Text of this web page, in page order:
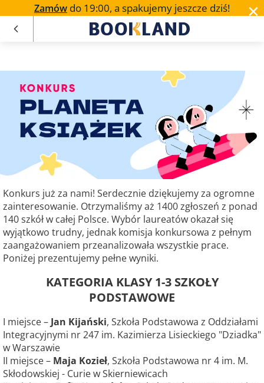
Zamów do 19:00, a spakujemy jeszcze dziś! ✕
Bookland.com.pl / Konkurs planeta książek
Konkurs już za nami! Serdecznie dziękujemy za ogromne
zainteresowanie. Otrzymaliśmy aż 1400 zgłoszeń z ponad
140 szkół w całej Polsce. Wybór laureatów okazał się
wyjątkowo trudny, jednak komisja konkursowa z pełnym
zaangażowaniem przeanalizowała wszystkie prace.
Poniżej prezentujemy pełne wyniki.
KATEGORIA KLASY 1-3 SZKOŁY
PODSTAWOWE
I miejsce – Jan Kijański, Szkoła Podstawowa z Oddziałami
Integracyjnymi nr 247 im. Kazimierza Lisieckiego "Dziadka"
w Warszawie
II miejsce – Maja Kozieł, Szkoła Podstawowa nr 4 im. M.
Skłodowskiej - Curie w Skierniewicach